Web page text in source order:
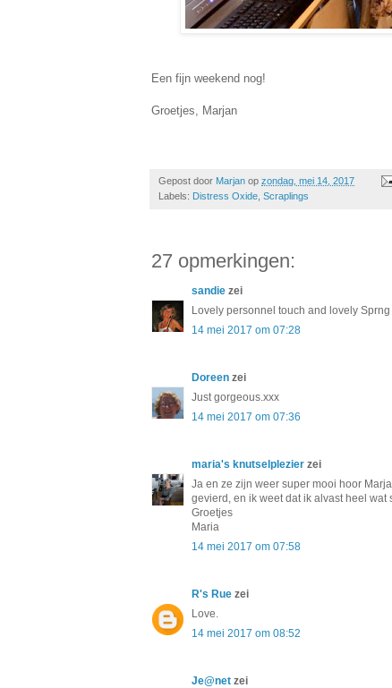
Een fijn weekend nog!
Groetjes, Marjan
Gepost door Marjan op zondag, mei 14, 2017
Labels: Distress Oxide Scraplings
27 opmerkingen:
sandie zei
Lovely personnel touch and lovely
14 mei 2017 om 07:28
Doreen zei
Just gorgeous.xxx
14 mei 2017 om 07:36
maria's knutselplezier zei
Ja en ze zijn weer super mooi hoor
gevierd, en ik weet dat ik alvast heel
Groetjes
Maria
14 mei 2017 om 07:58
R's Rue zei
Love.
14 mei 2017 om 08:52
Je@net zei